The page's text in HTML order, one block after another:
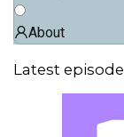
About
Latest episode